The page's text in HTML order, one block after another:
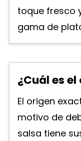
toque fresco
gama de
¿Cuál es
El origen
motivo de
salsa tiene